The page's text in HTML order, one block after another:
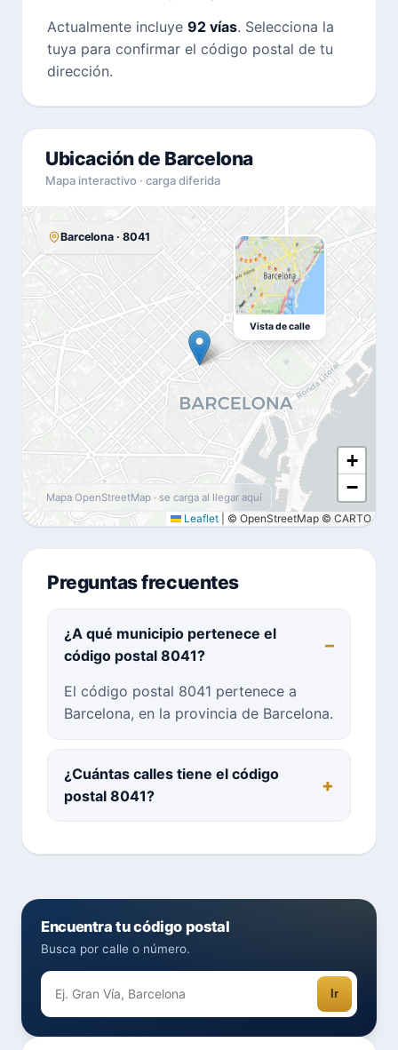
Actualmente incluye 92 vías. Selecciona la
tuya para confirmar el código postal de tu
dirección.
Ubicación de Barcelona
Mapa interactivo · carga diferida
+
−
Leaflet © OpenStreetMap © CARTO
Barcelona · 8041
Vista de calle
Mapa OpenStreetMap · se carga al llegar aquí
Preguntas frecuentes
¿A qué municipio pertenece el
código postal 8041?
El código postal 8041 pertenece a
Barcelona, en la provincia de Barcelona.
¿Cuántas calles tiene el código
postal 8041?
Encuentra tu código postal
Busca por calle o número.
Ir